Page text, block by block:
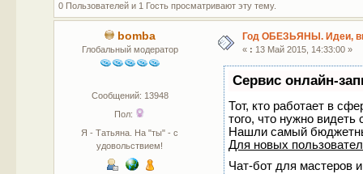
0 Пользователей и 1 Гость просматривают эту тему.
bomba
Глобальный модератор
Сообщений: 13948
Пол:
Я - Татьяна. На "ты" - с
удовольствием!
Год ОБЕЗЬЯНЫ. Идеи,
« : 13 Май 2015, 14:33:00 »
Сервис онлайн-
Тот, кто работает в
того, что нужно
Нашли самый
Для новых
Чат-бот для мастеров